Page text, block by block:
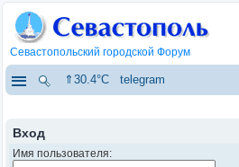
Севастопольский городской Форум
⇑30.4°C telegram
Вход
Имя пользователя: